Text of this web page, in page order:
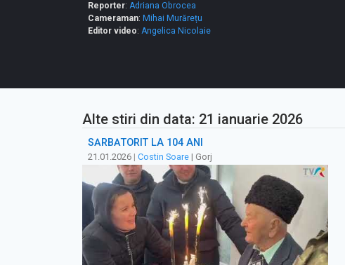
Reporter: Adriana Obrocea
Cameraman: Mihai Murărețu
Editor video: Angelica Nicolaie
Alte stiri din data: 21 ianuarie 2026
SĂRBĂTORIT LA 104 ANI
21.01.2026 | Costin Soare | Gorj